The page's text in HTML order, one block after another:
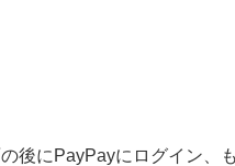
後にPayPayにログイン、